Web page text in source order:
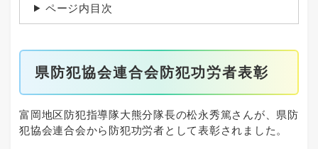
ページ内目次
県防犯協会連合会防犯功労者表彰
富岡地区防犯指導隊大熊分隊長の松永秀篤さんが、県防
犯協会連合会から防犯功労者として表彰されました。